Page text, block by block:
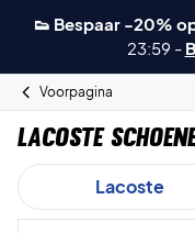
👟 Bespaar -20%
23:59 -
Voorpagina
Lacoste
Lacoste